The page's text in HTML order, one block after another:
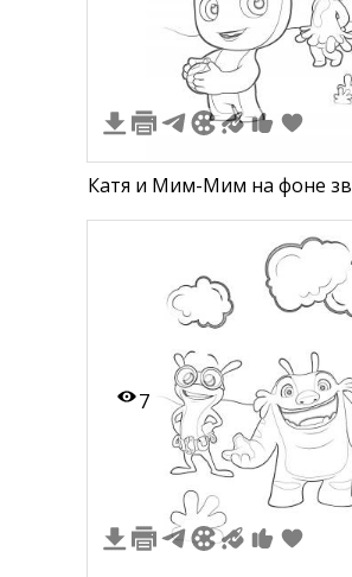
Катя и Мим-Мим на фоне
7